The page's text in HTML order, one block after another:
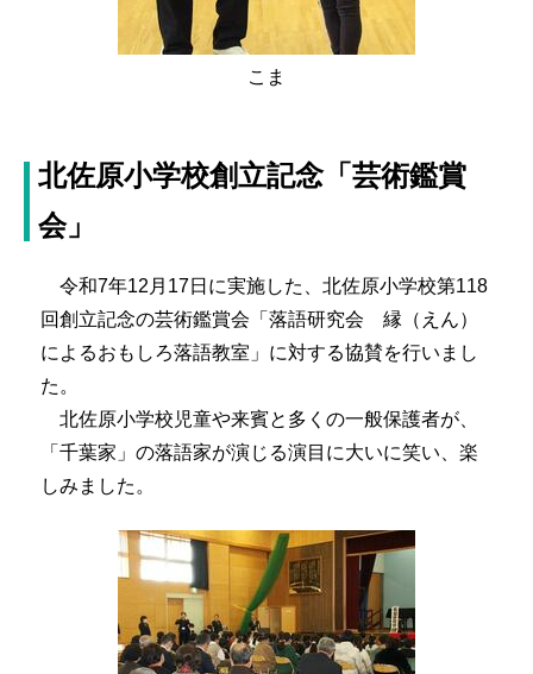
こま
北佐原小学校創立記念「芸術鑑賞
会」
令和7年12月17日に実施した、北佐原小学校第118
回創立記念の芸術鑑賞会「落語研究会 縁（えん）
によるおもしろ落語教室」に対する協賛を行いまし
た。
北佐原小学校児童や来賓と多くの一般保護者が、
「千葉家」の落語家が演じる演目に大いに笑い、楽
しみました。